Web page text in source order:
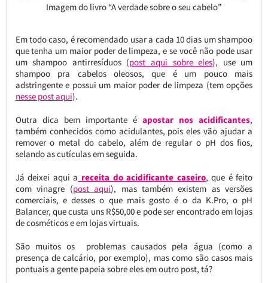
Imagem do livro “A verdade sobre o seu cabelo”
Em todo caso, é recomendado usar a cada 10 dias um shampoo
que tenha um maior poder de limpeza, e se você não pode usar
um shampoo antirresíduos (post aqui sobre eles), use um
shampoo pra cabelos oleosos, que é um pouco mais
adstringente e possui um maior poder de limpeza (tem opções
nesse post aqui).
Outra dica bem importante éapostar nos acidificantes,
também conhecidos como acidulantes, pois eles vão ajudar a
remover o metal do cabelo, além de regular o pH dos fios,
selando as cutículas em seguida.
Já deixei aqui a receita do acidificante caseiro, que é feito
com vinagre (post aqui), mas também existem as versões
comerciais, e desses o que mais gosto é o da K.Pro, o pH
Balancer, que custa uns R$50,00 e pode ser encontrado em lojas
de cosméticos e em lojas virtuais.
São muitos os problemas causados pela água (como a
presença de calcário, por exemplo), mas como são casos mais
pontuais a gente papeia sobre eles em outro post, tá?